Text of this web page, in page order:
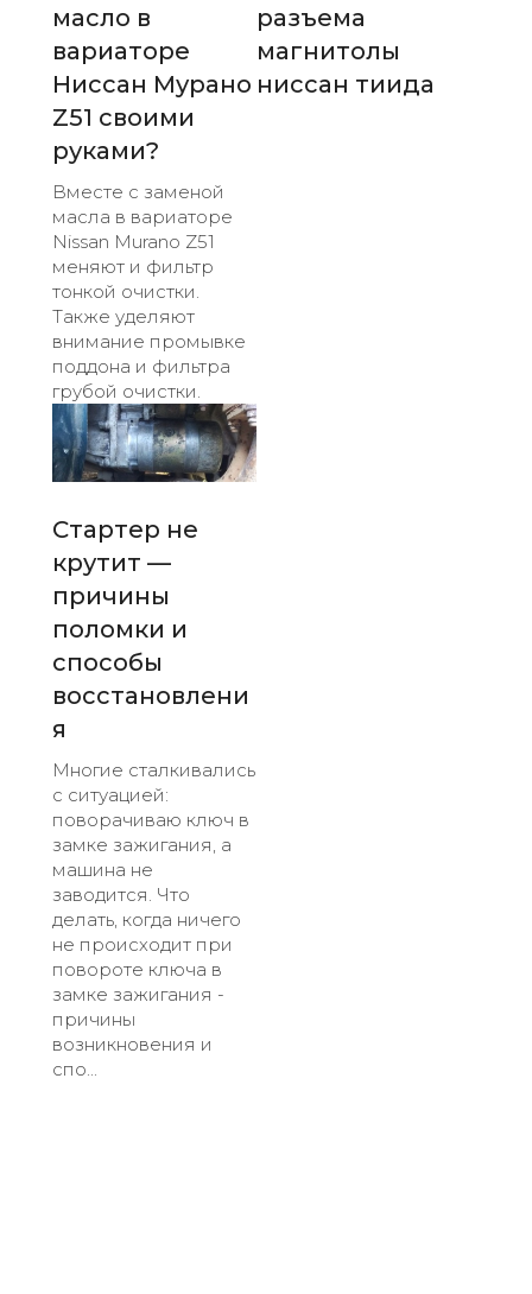
масло в
вариаторе
Ниссан Мурано
Z51 своими
руками?
Вместе с заменой
масла в вариаторе
Nissan Murano Z51
меняют и фильтр
тонкой очистки.
Также уделяют
внимание промывке
поддона и фильтра
грубой очистки.
разъема
магнитолы
ниссан тиида
Стартер не
крутит —
причины
поломки и
способы
восстановлени
я
Многие сталкивались
с ситуацией:
поворачиваю ключ в
замке зажигания, а
машина не
заводится. Что
делать, когда ничего
не происходит при
повороте ключа в
замке зажигания -
причины
возникновения и
спо...